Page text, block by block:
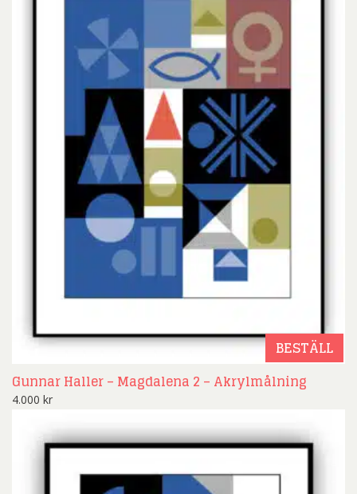
BESTÄLL
Gunnar Haller – Magdalena 2 – Akrylmålning
4.000 kr